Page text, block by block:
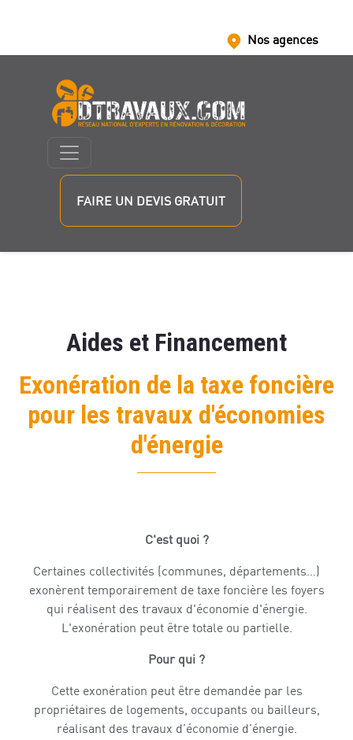
Nos agences
Nous rejoindre
Nos partenaires
FAIRE UN DEVIS GRATUIT
Aides et Financement
Exonération de la taxe foncière
pour les travaux d'économies
d'énergie
C'est quoi ?
Certaines collectivités (communes, départements…)
exonèrent temporairement de taxe foncière les foyers
qui réalisent des travaux d'économie d'énergie.
L'exonération peut être totale ou partielle.
Pour qui ?
Cette exonération peut être demandée par les
propriétaires de logements, occupants ou bailleurs,
réalisant des travaux d’économie d’énergie.